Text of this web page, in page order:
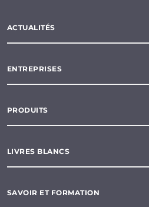
ACTUALITÉS
ENTREPRISES
PRODUITS
LIVRES BLANCS
SAVOIR ET FORMATION